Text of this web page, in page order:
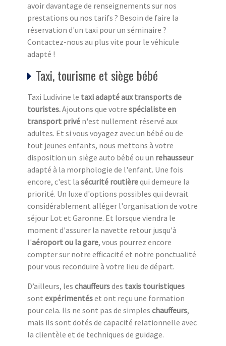
avoir davantage de renseignements sur nos
prestations ou nos tarifs ? Besoin de faire la
réservation d'un taxi pour un séminaire ?
Contactez-nous au plus vite pour le véhicule
adapté !
Taxi, tourisme et siège bébé
Taxi Ludivine le taxi adapté aux transports de
touristes.Ajoutons que votre spécialiste en
transport privé n'est nullement réservé aux
adultes. Et si vous voyagez avec un bébé ou de
tout jeunes enfants, nous mettons à votre
disposition un siège auto bébé ou un rehausseur
adapté à la morphologie de l'enfant. Une fois
encore, c'est la sécurité routièrequi demeure la
priorité. Un luxe d'options possibles qui devrait
considérablement alléger l'organisation de votre
séjour Lot et Garonne. Et lorsque viendra le
moment d'assurer la navette retour jusqu'à
l'aéroport ou la gare, vous pourrez encore
compter sur notre efficacité et notre ponctualité
pour vous reconduire à votre lieu de départ.
D’ailleurs, les chauffeursdes taxis touristiques
sont expérimentéset ont reçu une formation
pour cela. Ils ne sont pas de simples chauffeurs,
mais ils sont dotés de capacité relationnelle avec
la clientèle et de techniques de guidage.